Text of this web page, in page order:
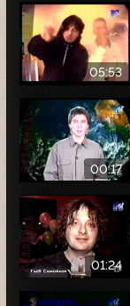
05:53
00:17
01:24